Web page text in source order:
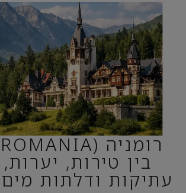
בין טירות,
עתיקות ודלתות